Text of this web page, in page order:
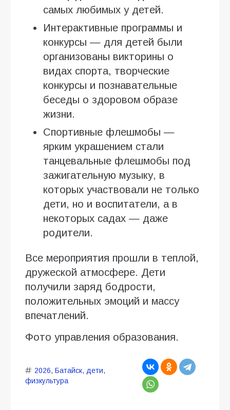
самых любимых у детей.
Интерактивные программы и
конкурсы — для детей были
организованы викторины о
видах спорта, творческие
конкурсы и познавательные
беседы о здоровом образе
жизни.
Спортивные флешмобы —
ярким украшением стали
танцевальные флешмобы под
зажигательную музыку, в
которых участвовали не только
дети, но и воспитатели, а в
некоторых садах — даже
родители.
Все мероприятия прошли в теплой,
дружеской атмосфере. Дети
получили заряд бодрости,
положительных эмоций и массу
впечатлений.
Фото управления образования.
2026, Батайск, дети,
физкультура